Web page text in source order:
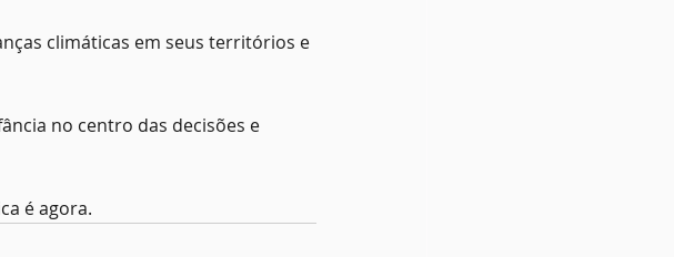
climáticas em seus territórios e
no centro das decisões e
é agora.